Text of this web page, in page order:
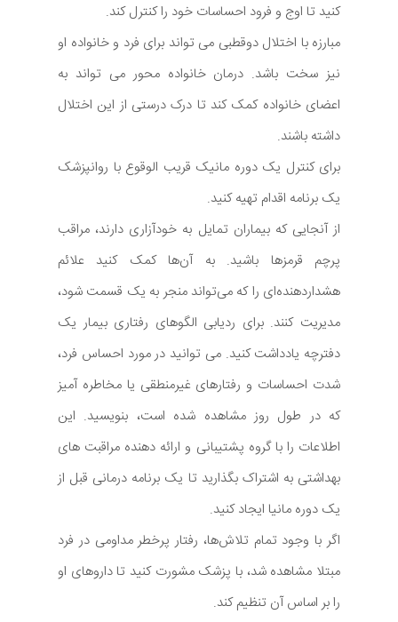
کنید تا اوج و فرود احساسات خود را کنترل کند.
مبارزه با اختلال دوقطبی می تواند برای فرد و خانواده او
نیز سخت باشد. درمان خانواده محور می تواند به
اعضای خانواده کمک کند تا درک درستی از این اختلال
داشته باشند.
برای کنترل یک دوره مانیک قریب الوقوع با روانپزشک
یک برنامه اقدام تهیه کنید.
از آنجایی که بیماران تمایل به خودآزاری دارند، مراقب
پرچم قرمزها باشید. به آن‌ها کمک کنید علائم
هشداردهنده‌ای را که می‌تواند منجر به یک قسمت شود،
مدیریت کنند. برای ردیابی الگوهای رفتاری بیمار یک
دفترچه یادداشت کنید. می توانید در مورد احساس فرد،
شدت احساسات و رفتارهای غیرمنطقی یا مخاطره آمیز
که در طول روز مشاهده شده است، بنویسید. این
اطلاعات را با گروه پشتیبانی و ارائه دهنده مراقبت های
بهداشتی به اشتراک بگذارید تا یک برنامه درمانی قبل از
یک دوره مانیا ایجاد کنید.
اگر با وجود تمام تلاش‌ها، رفتار پرخطر مداومی در فرد
مبتلا مشاهده شد، با پزشک مشورت کنید تا داروهای او
را بر اساس آن تنظیم کند.